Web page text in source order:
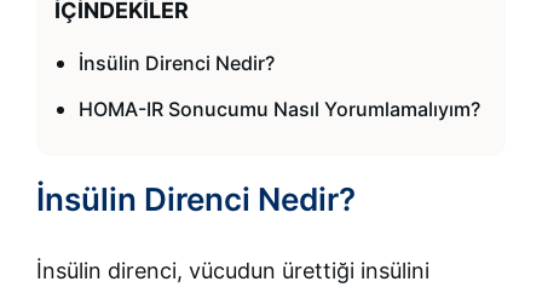
İÇINDEKILER
İnsülin Direnci Nedir?
HOMA-IR Sonucumu Nasıl Yorumlamalıyım?
İnsülin Direnci Nedir?
İnsülin direnci, vücudun ürettiği insülini